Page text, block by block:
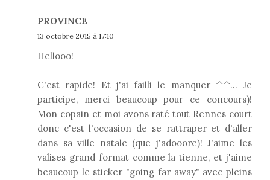
PROVINCE
13 octobre 2015 à 17:10
Hellooo!
C'est rapide! Et j'ai failli le manquer ^^... Je
participe, merci beaucoup pour ce concours)!
Mon copain et moi avons raté tout Rennes court
donc c'est l'occasion de se rattraper et d'aller
dans sa ville natale (que j'adooore)! J'aime les
valises grand format comme la tienne, et j'aime
beaucoup le sticker "going far away" avec pleins